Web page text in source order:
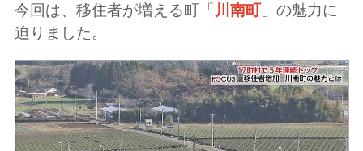
今回は、移住者が増える町「川南町」の魅力に
迫りました。